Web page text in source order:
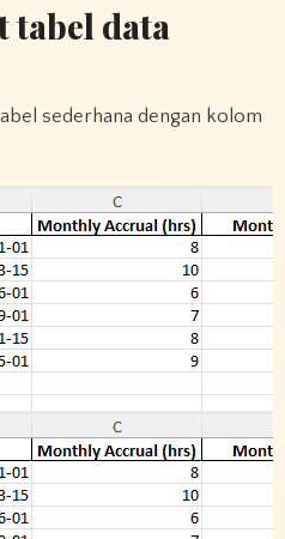
tabel data
sederhana dengan kolom